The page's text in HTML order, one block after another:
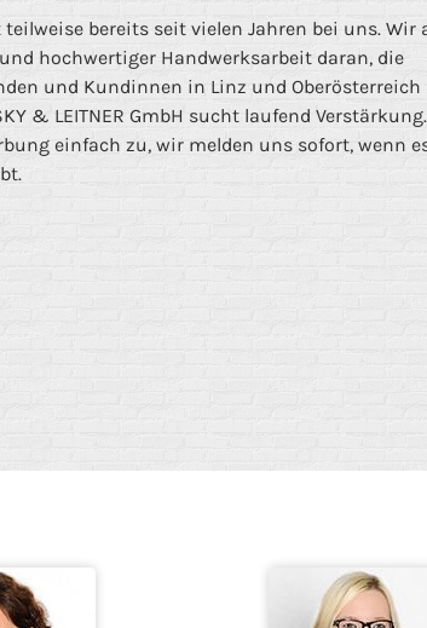
teilweise bereits seit vielen Jahren bei uns. Wir
hochwertiger Handwerksarbeit daran, die
und Kundinnen in Linz und Oberösterreich
& LEITNER GmbH sucht laufend
einfach zu, wir melden uns sofort, wenn